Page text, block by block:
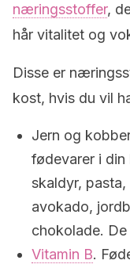
næringsstoffer,
hår vitalitet og
Disse er
kost, hvis du vil
Jern og
fødevarer i din
skaldyr,
avokado,
chokolade.
Vitamin B.